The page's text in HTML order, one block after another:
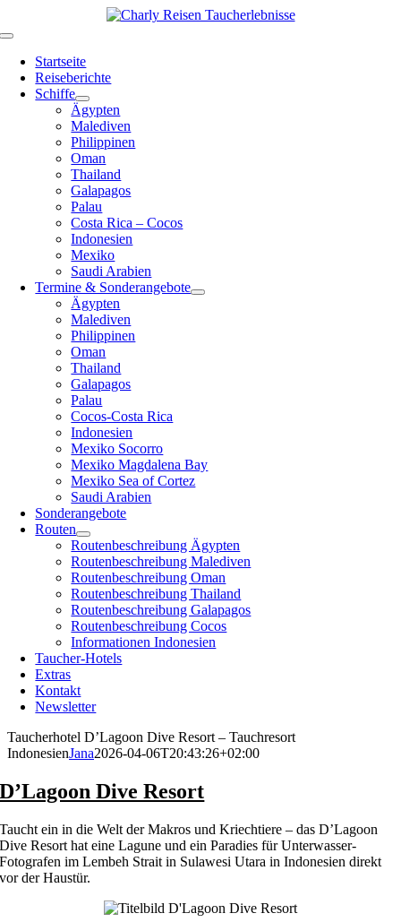
Inhalt
Toggle
NavigationStartseite
Reiseberichte
Schiffe
Ägypten
Malediven
Philippinen
Oman
Thailand
Galapagos
Palau
Costa Rica – Cocos
Indonesien
Mexiko
Saudi Arabien
Termine & Sonderangebote
Ägypten
Malediven
Philippinen
Oman
Thailand
Galapagos
Palau
Cocos-Costa Rica
Indonesien
Mexiko Socorro
Mexiko Magdalena Bay
Mexiko Sea of Cortez
Saudi Arabien
Sonderangebote
Routen
Routenbeschreibung Ägypten
Routenbeschreibung Malediven
Routenbeschreibung Oman
Routenbeschreibung Thailand
Routenbeschreibung Galapagos
Routenbeschreibung Cocos
Informationen Indonesien
Taucher-Hotels
Extras
Kontakt
Newsletter
Taucherhotel D’Lagoon Dive Resort – Tauchresort
IndonesienJana2026-04-06T20:43:26+02:00
D’Lagoon Dive Resort
Taucht ein in die Welt der Makros und Kriechtiere – das D’Lagoon
Dive Resort hat eine Lagune und ein Paradies für Unterwasser-
Fotografen im Lembeh Strait in Sulawesi Utara in Indonesien direkt
vor der Haustür.